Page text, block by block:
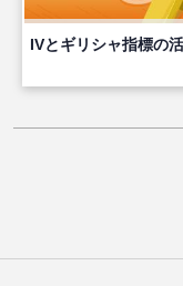
IVとギリシャ指標の